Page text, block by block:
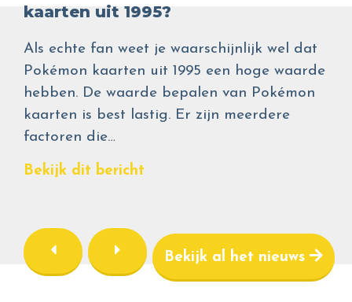
kaarten uit 1995?
Als echte fan weet je waarschijnlijk wel dat
Pokémon kaarten uit 1995 een hoge waarde
hebben. De waarde bepalen van Pokémon
kaarten is best lastig. Er zijn meerdere
factoren die…
Bekijk dit bericht
Bekijk al het nieuws